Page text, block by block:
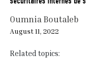
Oumnia Boutaleb
August 11, 2022
Related topics: